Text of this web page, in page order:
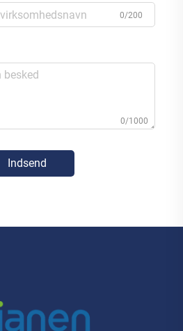
0/200
0/1000
Indsend